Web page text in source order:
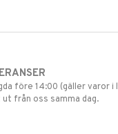
före 14:00 (gäller varor i
från oss samma dag.